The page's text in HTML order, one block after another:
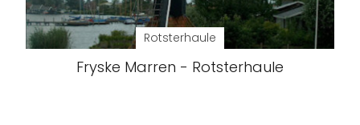
Rotsterhaule
Fryske Marren - Rotsterhaule